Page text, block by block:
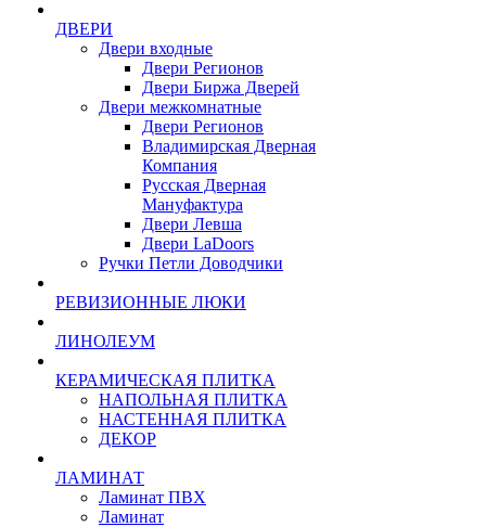
ДВЕРИ
Двери входные
Двери Регионов
Двери Биржа Дверей
Двери межкомнатные
Двери Регионов
Владимирская Дверная
Компания
Русская Дверная
Мануфактура
Двери Левша
Двери LaDoors
Ручки Петли Доводчики
РЕВИЗИОННЫЕ ЛЮКИ
ЛИНОЛЕУМ
КЕРАМИЧЕСКАЯ ПЛИТКА
НАПОЛЬНАЯ ПЛИТКА
НАСТЕННАЯ ПЛИТКА
ДЕКОР
ЛАМИНАТ
Ламинат ПВХ
Ламинат